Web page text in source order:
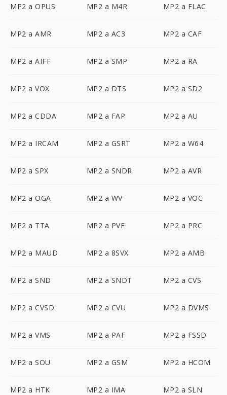
MP2 a OPUS MP2 a M4R MP2 a FLAC
MP2 a AMR MP2 a AC3 MP2 a CAF
MP2 a AIFF MP2 a SMP MP2 a RA
MP2 a VOX MP2 a DTS MP2 a SD2
MP2 a CDDA MP2 a FAP MP2 a AU
MP2 a IRCAM MP2 a GSRT MP2 a W64
MP2 a SPX MP2 a SNDR MP2 a AVR
MP2 a OGA MP2 a WV MP2 a VOC
MP2 a TTA MP2 a PVF MP2 a PRC
MP2 a MAUD MP2 a 8SVX MP2 a AMB
MP2 a SND MP2 a SNDT MP2 a CVS
MP2 a CVSD MP2 a CVU MP2 a DVMS
MP2 a VMS MP2 a PAF MP2 a FSSD
MP2 a SOU MP2 a GSM MP2 a HCOM
MP2 a HTK MP2 a IMA MP2 a SLN